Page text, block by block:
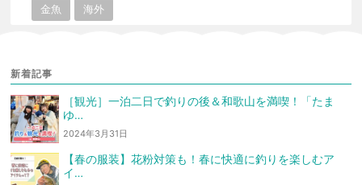
金魚 海外
新着記事
［観光］一泊二日で釣りの後＆和歌山を満喫！「たま
ゆ…
2024年3月31日
【春の服装】花粉対策も！春に快適に釣りを楽しむア
イ…